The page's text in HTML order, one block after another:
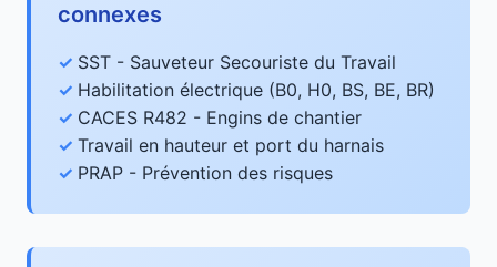
connexes
SST - Sauveteur Secouriste du Travail
Habilitation électrique (B0, H0, BS, BE, BR)
CACES R482 - Engins de chantier
Travail en hauteur et port du harnais
PRAP - Prévention des risques